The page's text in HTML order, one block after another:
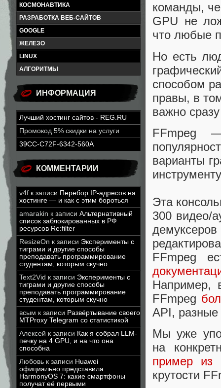
КОСМОНАВТИКА
РАЗРАБОТКА ВЕБ-САЙТОВ
GOOGLE
ЖЕЛЕЗО
LINUX
АЛГОРИТМЫ
ИНФОРМАЦИЯ
Лучший хостинг сайтов - REG.RU
Промокод 5% скидки на услуги
39CC-C72F-6342-560A
КОММЕНТАРИИ
v4f к записи Перебор IP-адресов на
хостинге — и как с этим бороться
amarakin к записи Альтернативный
список заблокированных в РФ
ресурсов Re:filter
ResizeOn к записи Эксперименты с
тиграми и другие способы
преподавать программирование
студентам, которым скучно
Text2Vid к записи Эксперименты с
тиграми и другие способы
преподавать программирование
студентам, которым скучно
всым к записи Развёртывание своего
MTProxy Telegram со статистикой
Алексей к записи Как я собрал LLM-
печку на 4 GPU, и на что она
способна
Любовь к записи Huawei
официально представила
HarmonyOS 7: какие смартфоны
получат её первыми
команды,
GPU не
что любые
Но есть
способом
правы, в
важно сразу
FFmpeg
варианты
Эта
300 видео/
FFmpeg
Например,
FFmpeg
API,
Мы уже
на
пример из
крутости